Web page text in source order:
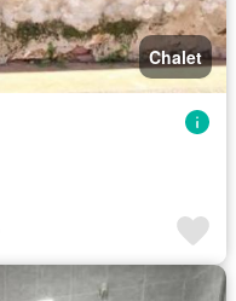
Chalet